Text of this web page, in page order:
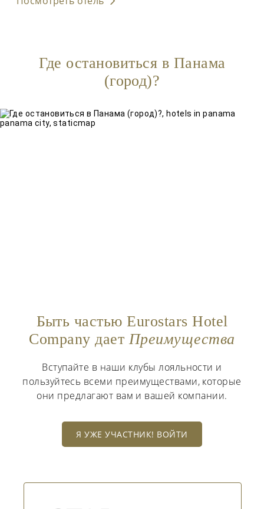
Где остановиться в Панама
(город)?
Быть частью Eurostars Hotel
Company дает Преимущества
Вступайте в наши клубы лояльности и
пользуйтесь всеми преимуществами, которые
они предлагают вам и вашей компании.
Я УЖЕ УЧАСТНИК! ВОЙТИ